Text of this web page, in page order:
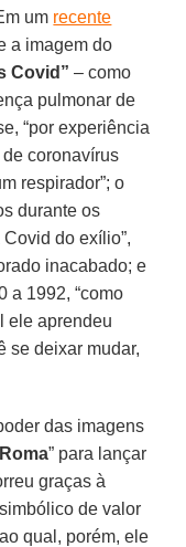
um recente
a imagem do
Covid” – como
pulmonar de
“por experiência
coronavírus
respirador”; o
durante os
Covid do exílio”,
inacabado; e
a 1992, “como
ele aprendeu
se deixar mudar,
das imagens
” para lançar
graças à
de valor
qual, porém, ele